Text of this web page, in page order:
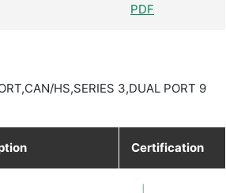
PDF
HS,SERIES 3,DUAL PORT 9
Certification